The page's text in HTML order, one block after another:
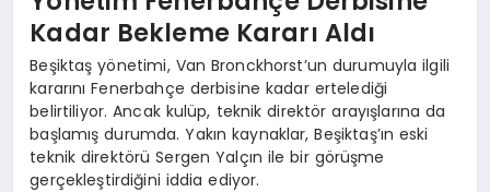
Kadar Bekleme Kararı Aldı
Beşiktaş yönetimi, Van Bronckhorst’un durumuyla ilgili
kararını Fenerbahçe derbisine kadar ertelediği
belirtiliyor. Ancak kulüp, teknik direktör arayışlarına da
başlamış durumda. Yakın kaynaklar, Beşiktaş’ın eski
teknik direktörü Sergen Yalçın ile bir görüşme
gerçekleştirdiğini iddia ediyor.